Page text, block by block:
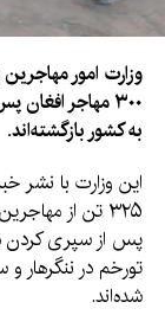
وزارت امور
۳۰۰ مهاجر
به کشور بازگشته‌اند.
این وزارت با نشر
۳۲۵ تن از
پس از سپری کردن
تورخم در ننگرهار
شده‌اند.